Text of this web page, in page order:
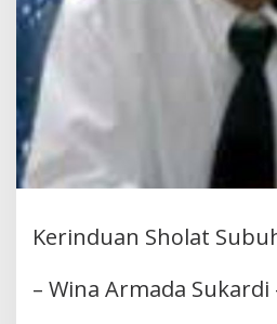
Kerinduan Sholat
– Wina Armada Sukardi